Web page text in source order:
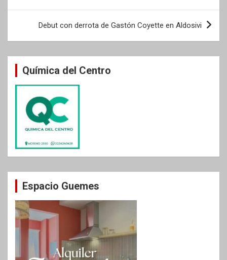
entradas
Debut con derrota de Gastón Coyette en Aldosivi
Química del Centro
Espacio Guemes